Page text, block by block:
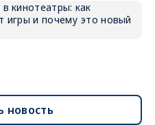
кинотеатры: как
игры и почему это новый
новость